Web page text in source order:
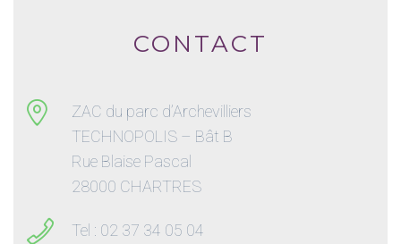
CONTACT
ZAC du parc d’Archevilliers
TECHNOPOLIS – Bât B
Rue Blaise Pascal
28000 CHARTRES
Tel : 02 37 34 05 04